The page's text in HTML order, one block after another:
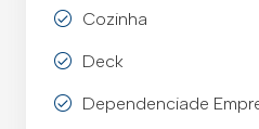
Cozinha
Deck
Dependenciade